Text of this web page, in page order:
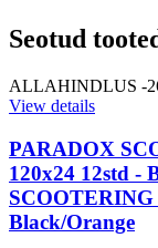
Seotud
ALLAHINDLUS -
View details
PARADOX
120x24 12std -
SCOOTERING
Black/Orange